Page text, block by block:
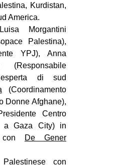
Kurdistan,
America.
Morgantini
Palestina),
YPJ), Anna
(Responsabile
di sud
(Coordinamento
Donne Afghane),
Centro
a Gaza City) in
con
De Gener
con